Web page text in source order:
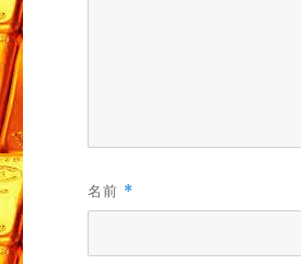
名前 *